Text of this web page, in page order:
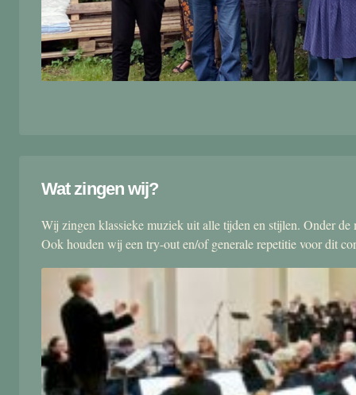
Wat zingen wij?
Wij zingen klassieke muziek uit alle tijden en stijlen. Onder
Ook houden wij een try-out en/of generale repetitie voor dit